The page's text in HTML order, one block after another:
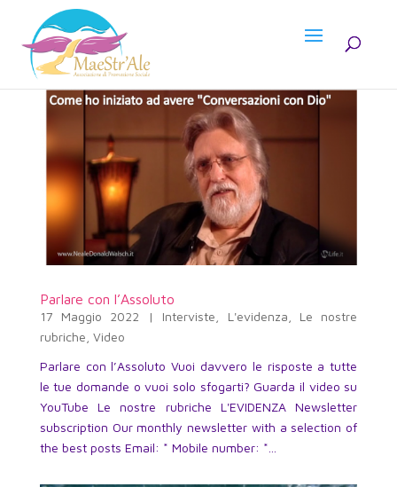
Parlare con l’Assoluto
17 Maggio 2022 | Interviste L'evidenza
Le nostre
rubriche Video
Parlare con l’Assoluto Vuoi davvero le risposte a tutte
le tue domande o vuoi solo sfogarti? Guarda il video su
YouTube Le nostre rubriche L'EVIDENZA Newsletter
subscription Our monthly newsletter with a selection of
the best posts Email: * Mobile number: *...